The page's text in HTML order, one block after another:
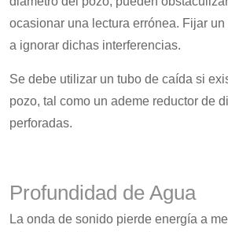
ocasionar una lectura errónea. Fijar
a ignorar dichas interferencias.
Se debe utilizar un tubo de caída si
pozo, tal como un ademe reductor de
perforadas.
Profundidad de Agua
La onda de sonido pierde energía a